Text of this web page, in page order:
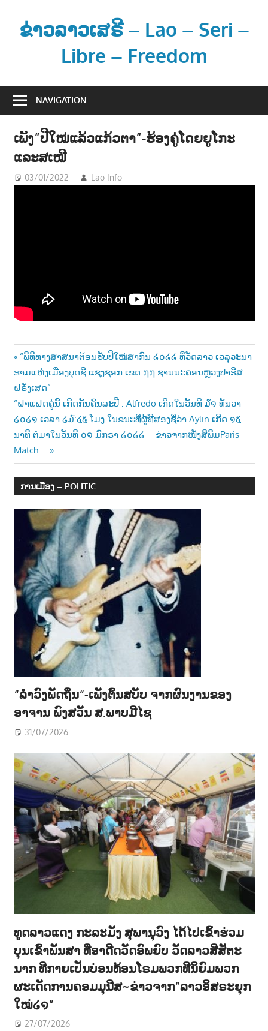
contentຂ່າວລາວເສຣີ – Lao – Seri –
Libre – Freedom
າ
ລ
ະ
ຂໍ້
ມູ
NAVIGATION
ເພັງ”ປີໃໝ່ແລ້ວແກ້ວຕາ”-ຮ້ອງຄູ່ໂດຍຍູໂກະ
ແລະສເໝີ
03/01/2022 Lao Info
Post
navigation
Previous
Post:
“ພິທີທາງສາສນາຕ້ອນຮັບປີໃໝ່ສາກົນ ໒໐໒໒ ທີ່ວັດລາວ ເວລຸວະນາ
ຣາມແຫ່ງເມືອງບຸດຊີ ແຊງຊອກ ເຂດ ໗໗ ຊານນະຄອນຫຼວງປາຣີສ
ຝຣັ່ງເສດ”
Next
Post:
“ຝາແຝດຄູ່ນີ້ ເກີດກັນຄົນລະປີ : Alfredo ເກີດໃນວັນທີ ໓໑ ທັນວາ
໒໐໒໑ ເວລາ ໒໓:໔໕ ໂມງ ໃນຂນະທີ່ຜູ້ທີສອງຊື່ວ່າ Aylin ເກີດ ໑໕
ນາທີ ຕໍ່ມາໃນວັນທີ ໐໑ ມົກຣາ ໒໐໒໒ – ຂ່າວຈາກໜັງສືພີມParis
Match …
ການເມືອງ – POLITIC
“ລຳວົງພັດຖິ່ນ“-ເພັງຕົ້ນສບັບ ຈາກຜົນງານຂອງ
ອາຈານ ພົງສວັນ ສ.ພາບມີໄຊ
31/07/2026
ທູດລາວແດງ ກະລະມັງ ສຸພານຸວົງ ໄດ້ໄປເຂົ້າຮ່ວມ
ບຸນເຂົ້າພັນສາ ທີ່ອາດີດວັດອົພຍົບ ວັດລາວສີສັຕະ
ນາກ ທີກາຍເປັນບ່ອນທ້ອນໂຣມພວກທີນິຍົມພວກ
ຜະເດັດການຄອມມຸນີສ~ຂ່າວຈາກ”ລາວອິສຣະຍຸກ
ໃໝ່໒໑”
27/07/2026